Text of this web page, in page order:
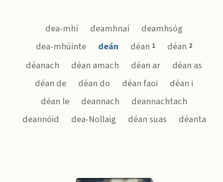
dea-mhí deamhnaí
deamhsóg
dea-mhúinte
deán déan 1 déan 2
déanach déan amach déan ar
déan as
déan de
déan do déan faoi
déan i
déan le
deannach
deannachtach
deannóid
dea-Nollaig déan suas déanta